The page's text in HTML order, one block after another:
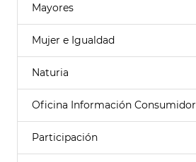
Mayores
Mujer e Igualdad
Naturia
Oficina Información Consumidor
Participación